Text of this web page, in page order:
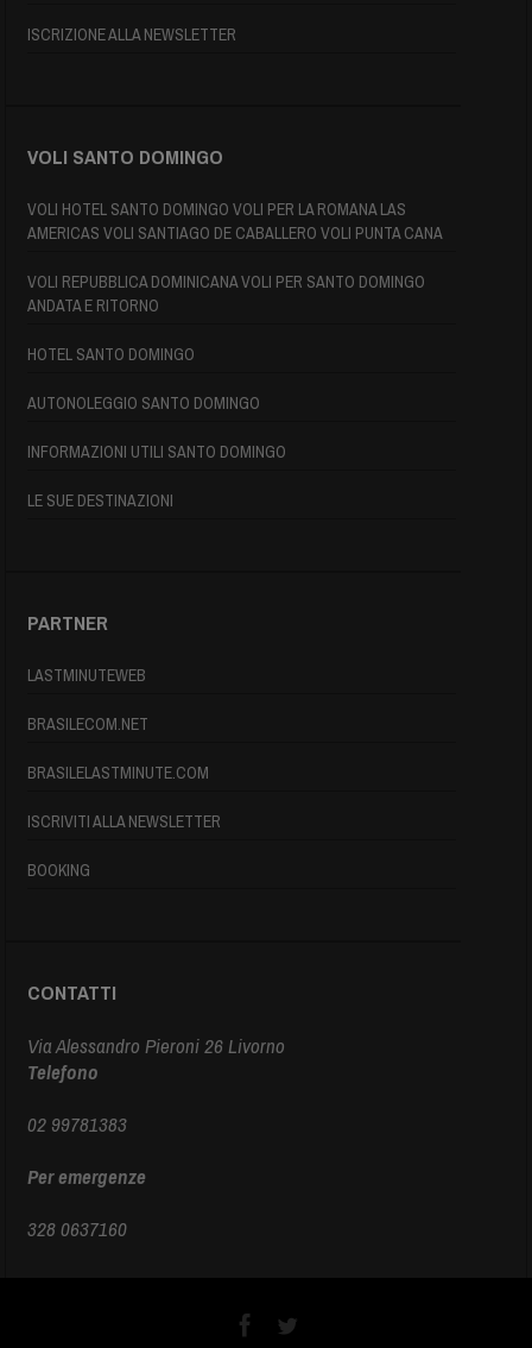
ISCRIZIONE ALLA NEWSLETTER
VOLI SANTO DOMINGO
VOLI HOTEL SANTO DOMINGO VOLI PER LA ROMANA LAS
AMERICAS VOLI SANTIAGO DE CABALLERO VOLI PUNTA CANA
VOLI REPUBBLICA DOMINICANA VOLI PER SANTO DOMINGO
ANDATA E RITORNO
HOTEL SANTO DOMINGO
AUTONOLEGGIO SANTO DOMINGO
INFORMAZIONI UTILI SANTO DOMINGO
LE SUE DESTINAZIONI
PARTNER
LASTMINUTEWEB
BRASILECOM.NET
BRASILELASTMINUTE.COM
ISCRIVITI ALLA NEWSLETTER
BOOKING
CONTATTI
Via Alessandro Pieroni 26 Livorno
Telefono
02 99781383
Per emergenze
328 0637160